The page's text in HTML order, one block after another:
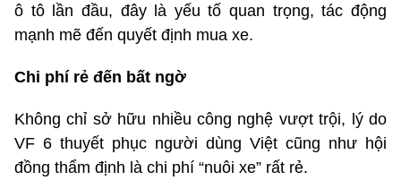
ô tô lần đầu, đây là yếu tố quan trọng, tác động
mạnh mẽ đến quyết định mua xe.
Chi phí rẻ đến bất ngờ
Không chỉ sở hữu nhiều công nghệ vượt trội, lý do
VF 6 thuyết phục người dùng Việt cũng như hội
đồng thẩm định là chi phí “nuôi xe” rất rẻ.